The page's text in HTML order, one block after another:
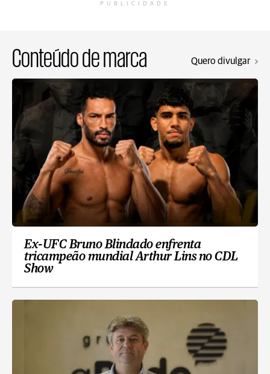
PUBLICIDADE
Conteúdo de marca Quero divulgar
Ex-UFC Bruno Blindado enfrenta
tricampeão mundial Arthur Lins no CDL
Show